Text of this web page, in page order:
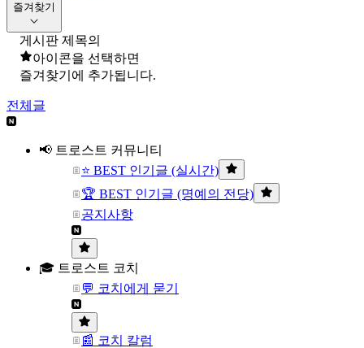
즐겨찾기
게시판 제목의
아이콘을 선택하면
즐겨찾기에 추가됩니다.
전체글
📢 트로스트 커뮤니티
⭐ BEST 인기글 (실시간)
🏆 BEST 인기글 (명예의 전당)
공지사항
🎓 트로스트 코치
💬 코치에게 묻기
📰 코치 칼럼